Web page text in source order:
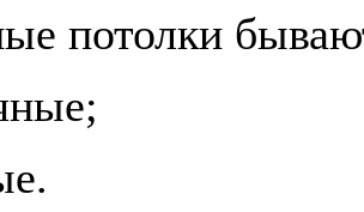
потолки